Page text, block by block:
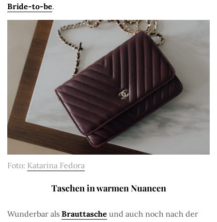
Bride-to-be.
Foto: Katarina Fedora
Taschen in warmen Nuancen
Wunderbar als Brauttasche und auch noch nach der